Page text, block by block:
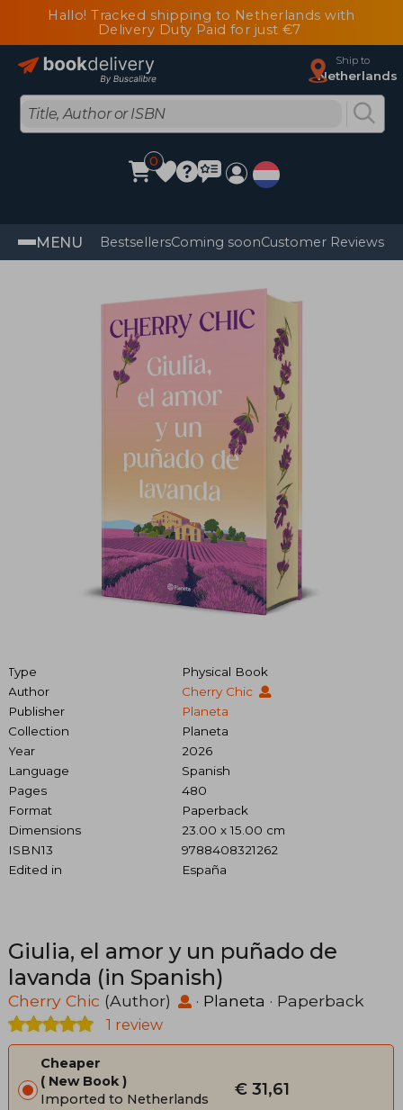
Hallo! Tracked shipping to Netherlands with
Delivery Duty Paid for just €7
Ship to
Netherlands
0
MENU BestsellersComing soonCustomer Reviews
Type
Physical Book
Author
Cherry Chic
Publisher
Planeta
Collection
Planeta
Year
2026
Language
Spanish
Pages
480
Format
Paperback
Dimensions
23.00 x 15.00 cm
ISBN13
9788408321262
Edited in
España
Giulia, el amor y un puñado de
lavanda (in Spanish)
Cherry Chic (Author) · Planeta · Paperback
1 review
Cheaper
New Book
Imported to Netherlands
€ 31,61